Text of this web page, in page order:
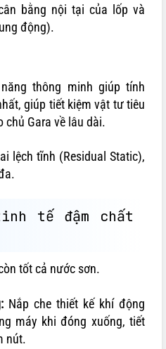
bằng nội tại của lốp và
động).
thông minh giúp tính
giúp tiết kiệm vật tư tiêu
chủ Gara về lâu dài.
lệch tĩnh (Residual Static),
tế đậm chất
tốt cả nước sơn.
Nắp che thiết kế khí động
máy khi đóng xuống, tiết
nút.